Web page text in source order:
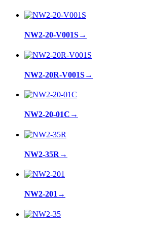
NW2-20-V001S→
NW2-20R-V001S→
NW2-20-01C →
NW2-35R →
NW2-201→